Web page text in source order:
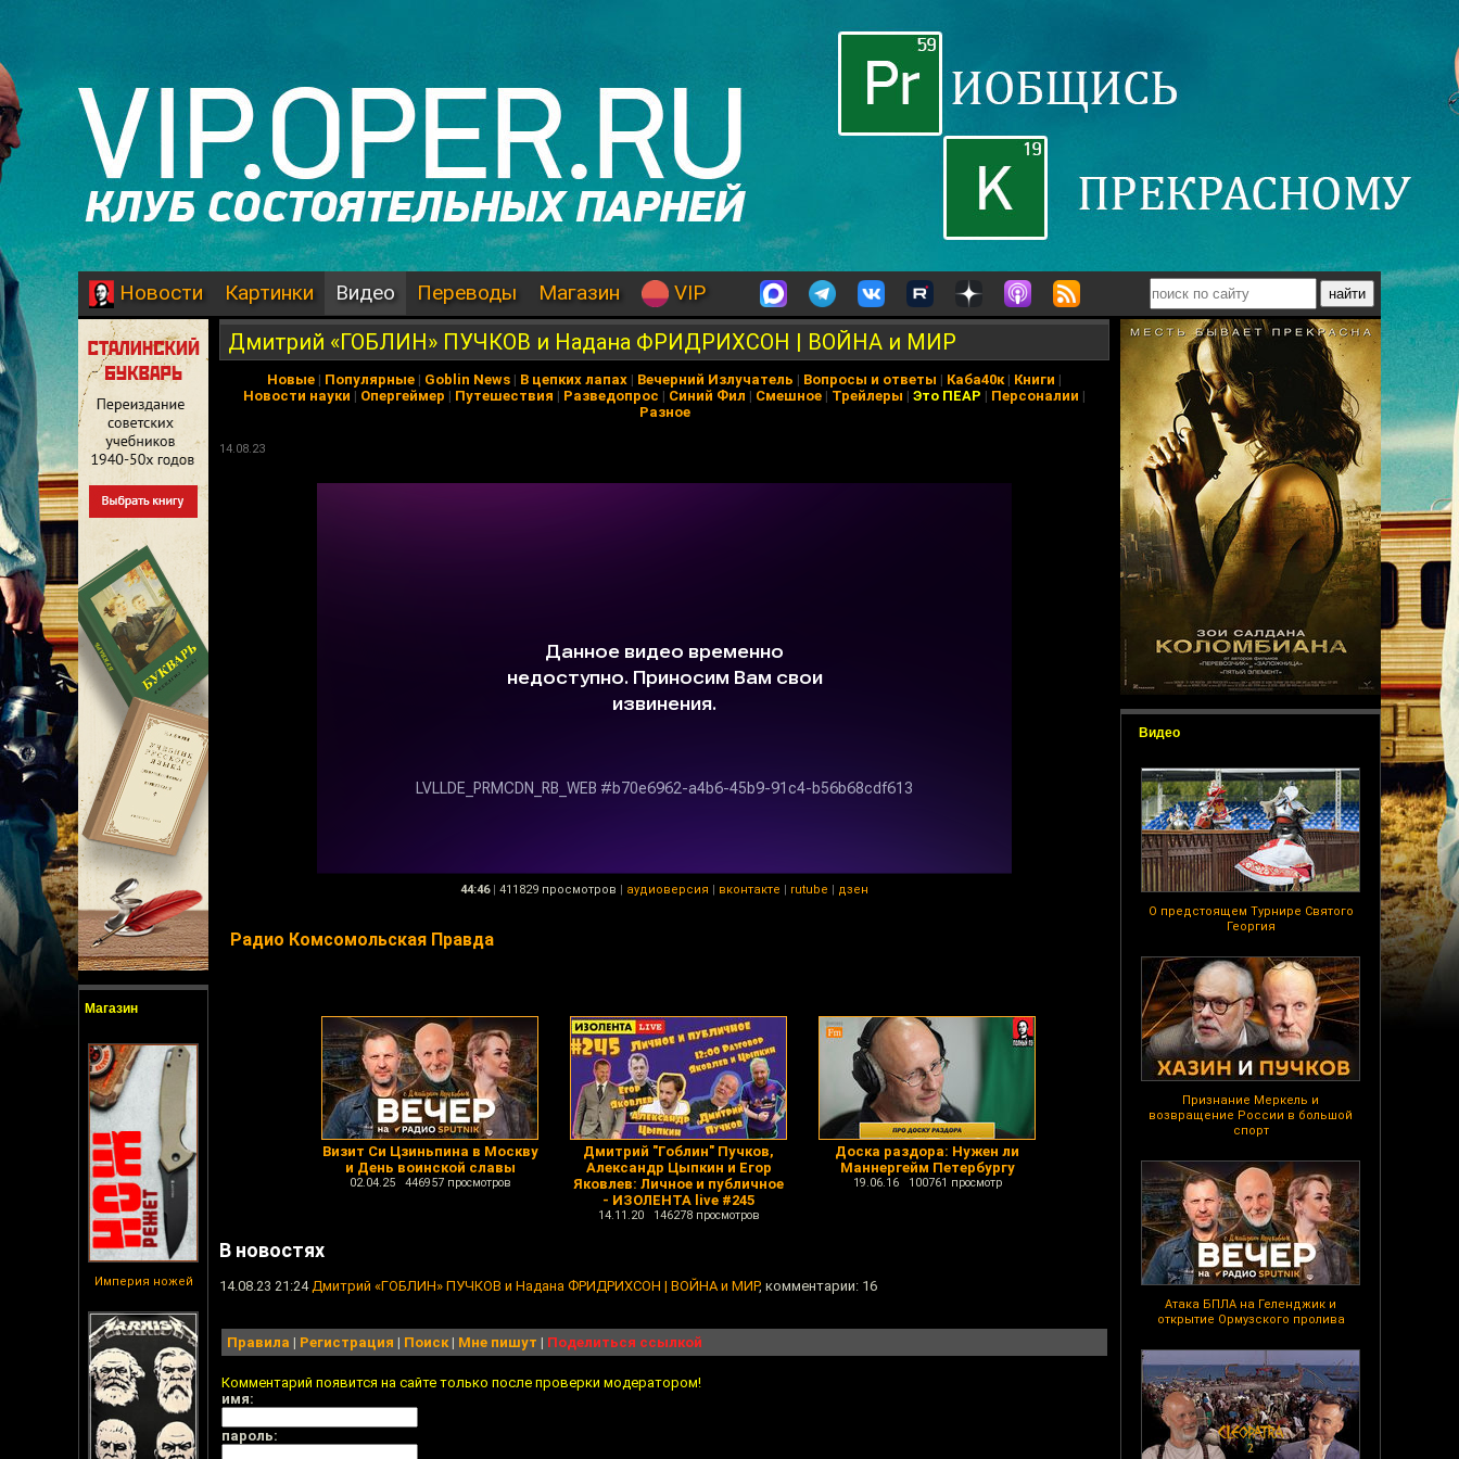
Новости Картинки Видео Переводы Магазин VIP
Магазин
Империя ножей
Видео
О предстоящем Турнире Святого
Георгия
Признание Меркель и
возвращение России в большой
спорт
Атака БПЛА на Геленджик и
открытие Ормузского пролива
Дмитрий «ГОБЛИН» ПУЧКОВ и Надана ФРИДРИХСОН | ВОЙНА и МИР
Новые | Популярные | Goblin News | В цепких лапах | Вечерний Излучатель | Вопросы и ответы | Каба40к| Книги |
Новости науки | Опергеймер | Путешествия | Разведопрос | Синий Фил | Смешное | Трейлеры | Это ПЕАР | Персоналии |
Разное
14.08.23
44:46 | 411829 просмотров | аудиоверсия | вконтакте | rutube | дзен
Радио Комсомольская Правда
Визит Си Цзиньпина в Москву
и День воинской славы
02.04.25 446957 просмотров
Дмитрий "Гоблин" Пучков,
Александр Цыпкин и Егор
Яковлев: Личное и публичное
- ИЗОЛЕНТА live #245
14.11.20 146278 просмотров
Доска раздора: Нужен ли
Маннергейм Петербургу
19.06.16 100761 просмотр
В новостях
14.08.23 21:24Дмитрий «ГОБЛИН» ПУЧКОВ и Надана ФРИДРИХСОН | ВОЙНА и МИР, комментарии: 16
Правила | Регистрация | Поиск| Мне пишут | Поделиться ссылкой
Комментарий появится на сайте только после проверки модератором!
имя:
пароль: